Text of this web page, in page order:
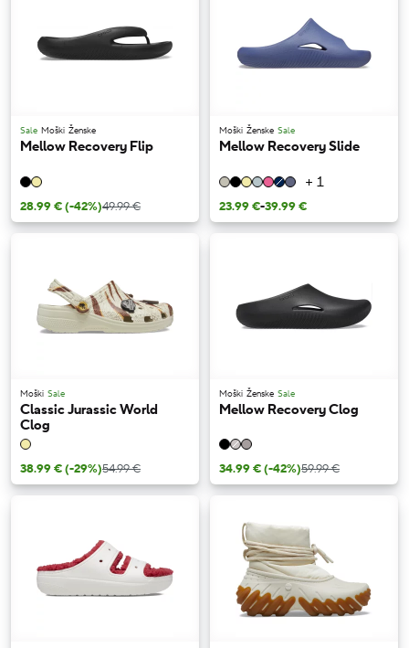
Sale Moški Ženske
Mellow Recovery Flip
28.99 €(-42%)49.99 €
Moški Ženske Sale
Mellow Recovery Slide
+ 1
23.99 €-39.99 €
Moški Sale
Classic Jurassic World
Clog
38.99 €(-29%)54.99 €
Moški Ženske Sale
Mellow Recovery Clog
34.99 €(-42%)59.99 €